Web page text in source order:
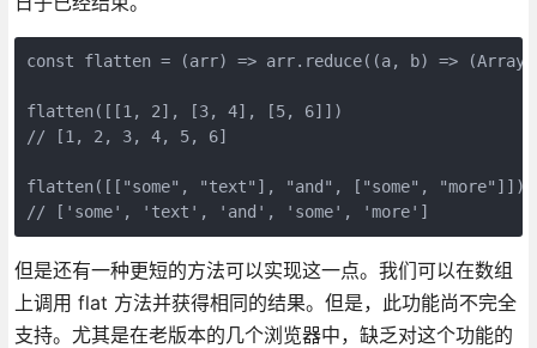
const flatten = (arr) => arr.reduce((a, b) =>
flatten([[1, 2], [3, 4], [5, 6]])
// [1, 2, 3, 4, 5, 6]
flatten([["some", "text"], "and", ["some", "more"]])
// ['some', 'text', 'and', 'some', 'more']
但是还有一种更短的方法可以实现这一点。我们可以在数组
上调用 flat 方法并获得相同的结果。但是，此功能尚不完全
支持。尤其是在老版本的几个浏览器中，缺乏对这个功能的